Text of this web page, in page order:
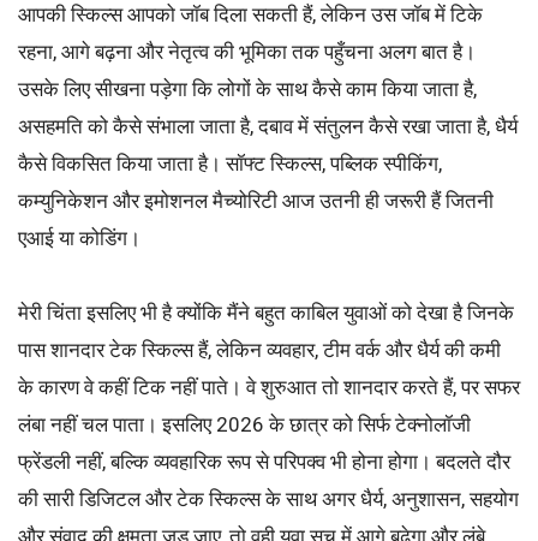
आपकी स्किल्स आपको जॉब दिला सकती हैं, लेकिन उस जॉब में टिके
रहना, आगे बढ़ना और नेतृत्व की भूमिका तक पहुँचना अलग बात है।
उसके लिए सीखना पड़ेगा कि लोगों के साथ कैसे काम किया जाता है,
असहमति को कैसे संभाला जाता है, दबाव में संतुलन कैसे रखा जाता है, धैर्य
कैसे विकसित किया जाता है। सॉफ्ट स्किल्स, पब्लिक स्पीकिंग,
कम्युनिकेशन और इमोशनल मैच्योरिटी आज उतनी ही जरूरी हैं जितनी
एआई या कोडिंग।
मेरी चिंता इसलिए भी है क्योंकि मैंने बहुत काबिल युवाओं को देखा है जिनके
पास शानदार टेक स्किल्स हैं, लेकिन व्यवहार, टीम वर्क और धैर्य की कमी
के कारण वे कहीं टिक नहीं पाते। वे शुरुआत तो शानदार करते हैं, पर सफर
लंबा नहीं चल पाता। इसलिए 2026 के छात्र को सिर्फ टेक्नोलॉजी
फ्रेंडली नहीं, बल्कि व्यवहारिक रूप से परिपक्व भी होना होगा। बदलते दौर
की सारी डिजिटल और टेक स्किल्स के साथ अगर धैर्य, अनुशासन, सहयोग
और संवाद की क्षमता जुड़ जाए, तो वही युवा सच में आगे बढ़ेगा और लंबे